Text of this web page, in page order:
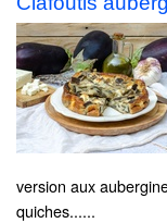
version aux
quiches......